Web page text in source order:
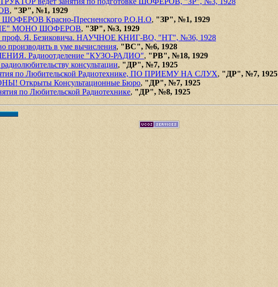
, "ЗР", №1, 1929
ШОФЕРОВ Красно-Пресненского Р.О.Н.О, "ЗР", №1, 1929
МОНО ШОФЕРОВ, "ЗР", №3, 1929
Я. Безиковича. НАУЧНОЕ КНИГ-ВО, "НТ", №36, 1928
в уме вычисления, "ВС", №6, 1928
Радиоотделение "КУЗО-РАДИО", "РВ", №18, 1929
консультации, "ДР", №7, 1925
по Любительской Радиотехнике, ПО ПРИЕМУ НА СЛУХ, "ДР", №7, 1925
Открыты Консультационные Бюро, "ДР", №7, 1925
по Любительской Радиотехнике, "ДР", №8, 1925